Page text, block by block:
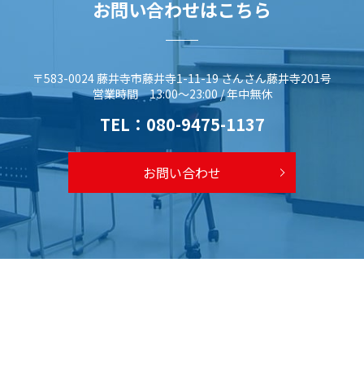
お問い合わせはこちら
〒583-0024 藤井寺市藤井寺1-11-19 さんさん藤井寺201号
営業時間 13:00～23:00 / 年中無休
TEL： 080-9475-1137
お問い合わせ